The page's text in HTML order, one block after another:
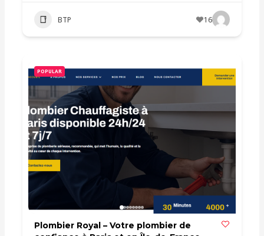
BTP 16
POPULAR
Plombier Royal – Votre plombier de